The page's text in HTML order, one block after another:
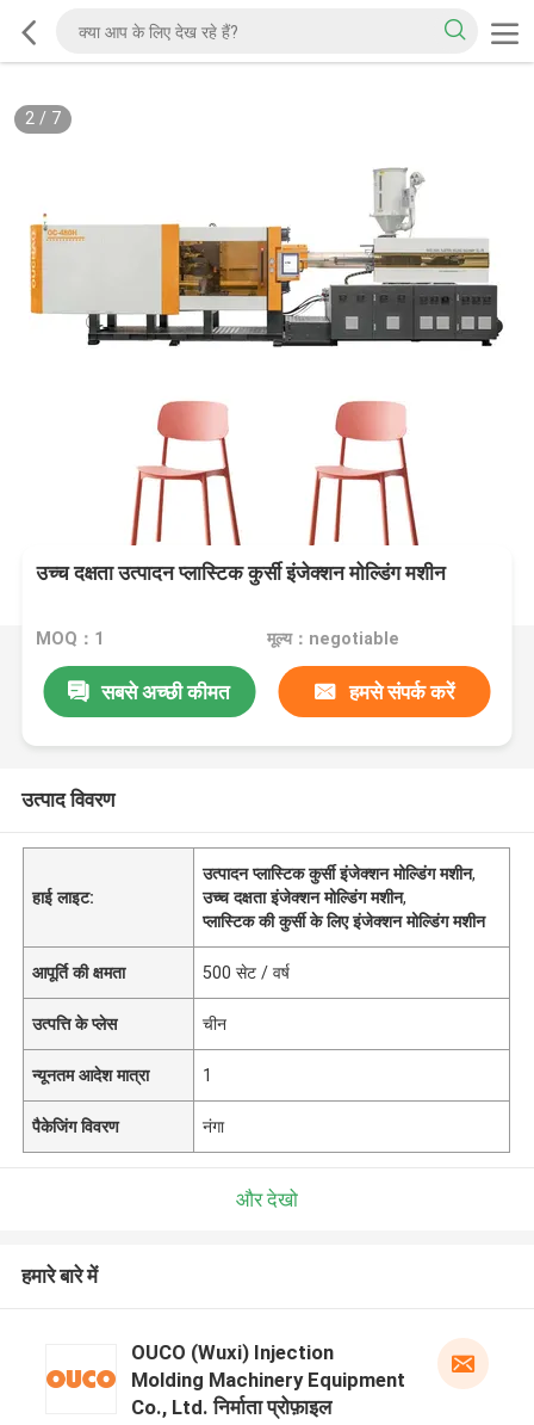
2/ 7
उच्च दक्षता उत्पादन प्लास्टिक कुर्सी इंजेक्शन मोल्डिंग मशीन
MOQ：1 मूल्य：negotiable
सबसे अच्छी कीमत हमसे संपर्क करें
उत्पाद विवरण
हाई लाइट:
उत्पादन प्लास्टिक कुर्सी इंजेक्शन मोल्डिंग मशीन,
उच्च दक्षता इंजेक्शन मोल्डिंग मशीन,
प्लास्टिक की कुर्सी के लिए इंजेक्शन मोल्डिंग मशीन
आपूर्ति की क्षमता 500 सेट / वर्ष
उत्पत्ति के प्लेस चीन
न्यूनतम आदेश मात्रा 1
पैकेजिंग विवरण नंगा
और देखो
हमारे बारे में
OUCO (Wuxi) Injection
Molding Machinery Equipment
Co., Ltd. निर्माता प्रोफ़ाइल